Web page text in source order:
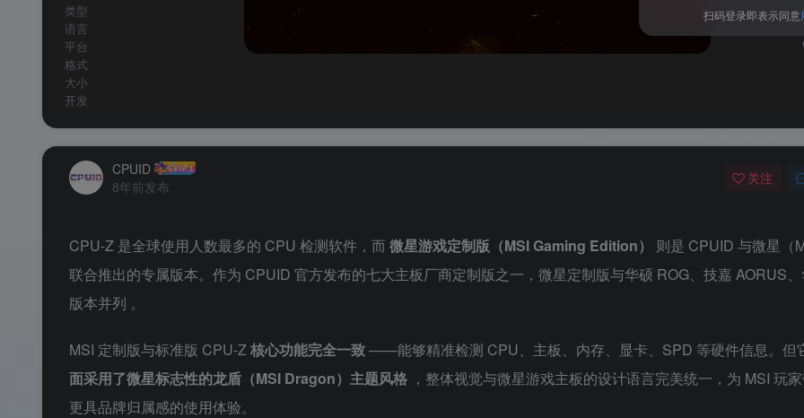
类型
语言
平台
格式
大小
开发
CPUID
8年前发布
关注
CPU-Z 是全球使用人数最多的 CPU 检测软件，而 微星游戏定制版（MSI Gaming Edition）
则是 CPUID 与微星（
联合推出的专属版本。作为 CPUID 官方发布的七大主板厂商定制版之一，微星定制版与华硕 ROG、技嘉 AORUS
版本并列 。
MSI 定制版与标准版 CPU-Z核心功能完全一致——能够精准检测 CPU、主板、内存、显卡、SPD 等硬件信息。但
面采用了微星标志性的龙盾（MSI Dragon）主题风格 ，整体视觉与微星游戏主板的设计语言完美统一，为 MSI 玩
更具品牌归属感的使用体验。
扫码登录即表示同意